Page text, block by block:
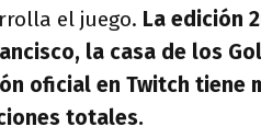
el juego. La edición
la casa de los
oficial en Twitch tiene
totales.